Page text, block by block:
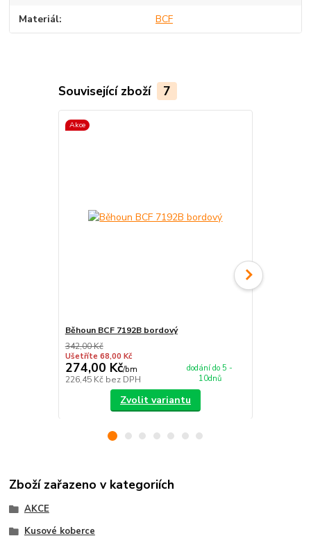
Materiál BCF
Související zboží 7
Akce
Běhoun BCF 7192B bordový
342,00 Kč
Ušetříte 68,00 Kč
274,00 Kč/bm
226,45 Kč bez DPH
dodání do 5 -
10dnů
Zvolit variantu
Zboží zařazeno v kategoriích
AKCE
Kusové koberce